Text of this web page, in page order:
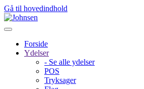
Gå til hovedindhold
Forside
Ydelser
- Se alle ydelser
POS
Tryksager